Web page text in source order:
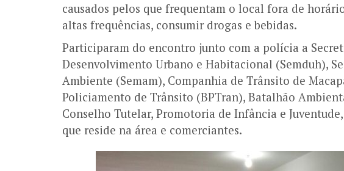
causados pelos que frequentam o local fora de
altas frequências, consumir drogas e bebidas.
Participaram do encontro junto com a polícia a
Desenvolvimento Urbano e Habitacional (Semduh),
Ambiente (Semam), Companhia de Trânsito de
Policiamento de Trânsito (BPTran), Batalhão
Conselho Tutelar, Promotoria de Infância e
que reside na área e comerciantes.